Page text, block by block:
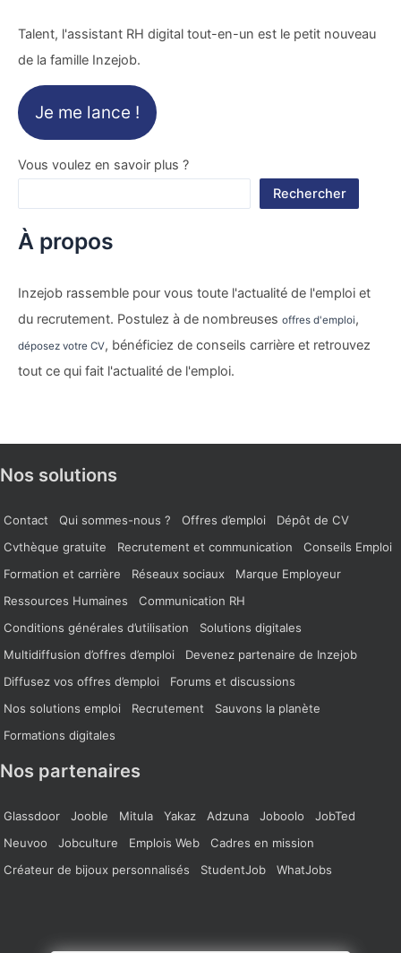
Talent, l'assistant RH digital tout-en-un est le petit nouveau
de la famille Inzejob.
Je me lance !
Vous voulez en savoir plus ?
Rechercher
À propos
Inzejob rassemble pour vous toute l'actualité de l'emploi et
du recrutement. Postulez à de nombreuses offres d'emploi,
déposez votre CV, bénéficiez de conseils carrière et retrouvez
tout ce qui fait l'actualité de l'emploi.
Nos solutions
Contact Qui sommes-nous ? Offres d’emploi
Dépôt de CV
Cvthèque gratuite
Recrutement et communication
Conseils Emploi
Formation et carrière
Réseaux sociaux
Marque Employeur
Ressources Humaines
Communication RH
Conditions générales d’utilisation
Solutions digitales
Multidiffusion d’offres d’emploi
Devenez partenaire de Inzejob
Diffusez vos offres d’emploi
Forums et discussions
Nos solutions emploi
Recrutement
Sauvons la planète
Formations digitales
Nos partenaires
Glassdoor Jooble Mitula Yakaz Adzuna Joboolo
JobTed
Neuvoo
Jobculture Emplois Web
Cadres en mission
Créateur de bijoux personnalisés
StudentJob WhatJobs